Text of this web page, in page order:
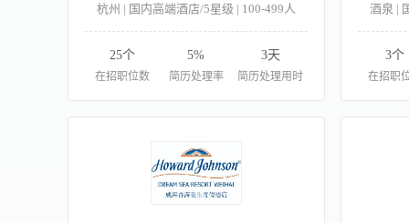
杭州 | 国内高端酒店/5星级 | 100-499人
25个
在招职位数
5%
简历处理率
3天
简历处理用时
酒泉 |
3个
在招职